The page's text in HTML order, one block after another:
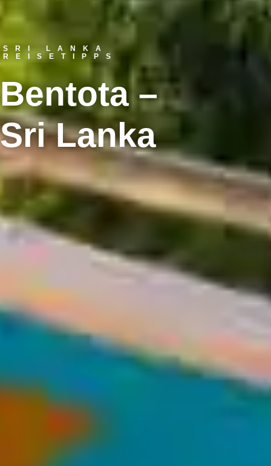
SRI LANKA
REISETIPPS
Bentota –
Sri Lanka